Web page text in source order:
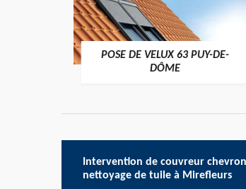
POSE DE VELUX 63 PUY-DE-
DÔME
Intervention de couvreur
nettoyage de tuile à Mirefleurs